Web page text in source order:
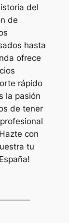
del
de
hasta
ofrece
rápido
la pasión
de tener
con
tu